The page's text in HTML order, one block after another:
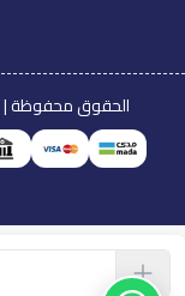
الحقوق محفوظة | 2026